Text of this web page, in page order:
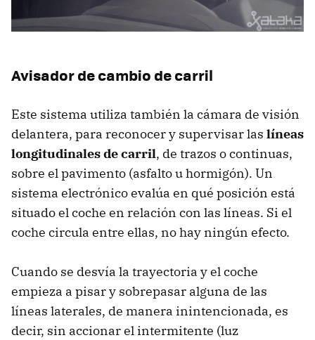
Avisador de cambio de carril
Este sistema utiliza también la cámara de visión
delantera, para reconocer y supervisar las líneas
longitudinales de carril, de trazos o continuas,
sobre el pavimento (asfalto u hormigón). Un
sistema electrónico evalúa en qué posición está
situado el coche en relación con las líneas. Si el
coche circula entre ellas, no hay ningún efecto.
Cuando se desvía la trayectoria y el coche
empieza a pisar y sobrepasar alguna de las
líneas laterales, de manera inintencionada, es
decir, sin accionar el intermitente (luz